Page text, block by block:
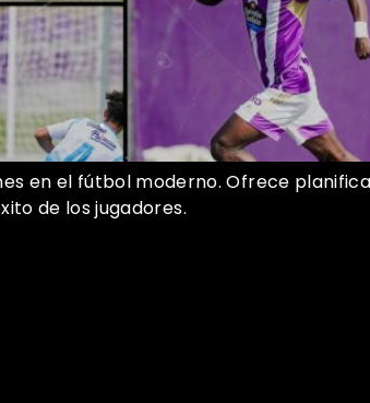
en el fútbol moderno. Ofrece
de los jugadores.